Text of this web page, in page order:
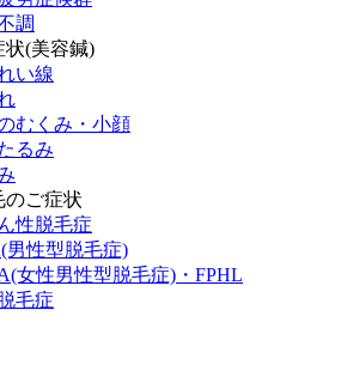
調
状(美容鍼)
い線
むくみ・小顔
るみ
のご症状
性脱毛症
男性型脱毛症)
女性男性型脱毛症)・FPHL
毛症